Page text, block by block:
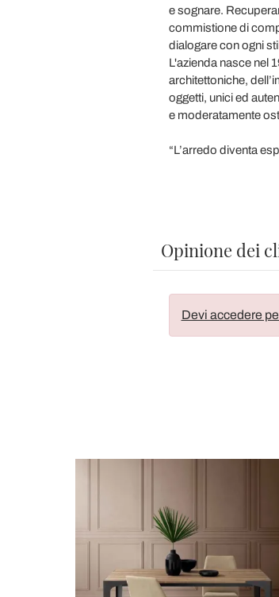
e sognare.
commistione di
dialogare con ogni
L'azienda nasce nel
architettoniche,
oggetti, unici ed
e moderatamente
“L’arredo diventa
Opinione dei
Devi accedere